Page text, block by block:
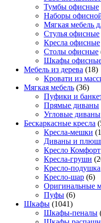
Тумбы офисные
Наборы
Мягкая мебель
Стулья офисные
Кресла офисные
Столы офисные
Шкафы
Мебель из дерева (18)
Кровати из
Мягкая мебель (36)
Пуфики и
Прямые диваны
Угловые диваны
Бескаркасные кресла
Кресла-мешки
Диваны и
Кресло Комфорт
Кресла-груши
Кресло-подушка
Кресло-шар (6)
Оригинальные
Пуфы (6)
Шкафы (1041)
Шкафы-пеналы